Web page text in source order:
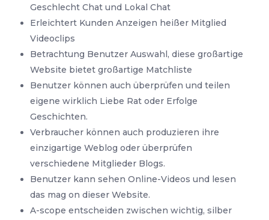
Geschlecht Chat und Lokal Chat
Erleichtert Kunden Anzeigen heißer Mitglied
Videoclips
Betrachtung Benutzer Auswahl, diese großartige
Website bietet großartige Matchliste
Benutzer können auch überprüfen und teilen
eigene wirklich Liebe Rat oder Erfolge
Geschichten.
Verbraucher können auch produzieren ihre
einzigartige Weblog oder überprüfen
verschiedene Mitglieder Blogs.
Benutzer kann sehen Online-Videos und lesen
das mag on dieser Website.
A-scope entscheiden zwischen wichtig, silber